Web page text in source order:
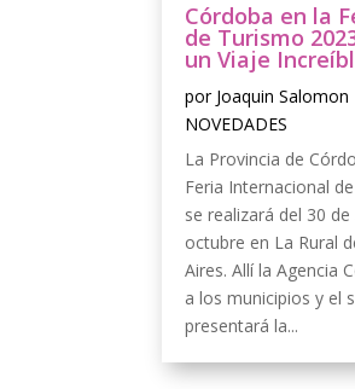
Córdoba en la
de Turismo
un Viaje
por Joaquin Salomon
NOVEDADES
La Provincia de
Feria Internacional
se realizará del 30
octubre en La Rural
Aires. Allí la Agencia
a los municipios y el
presentará la...